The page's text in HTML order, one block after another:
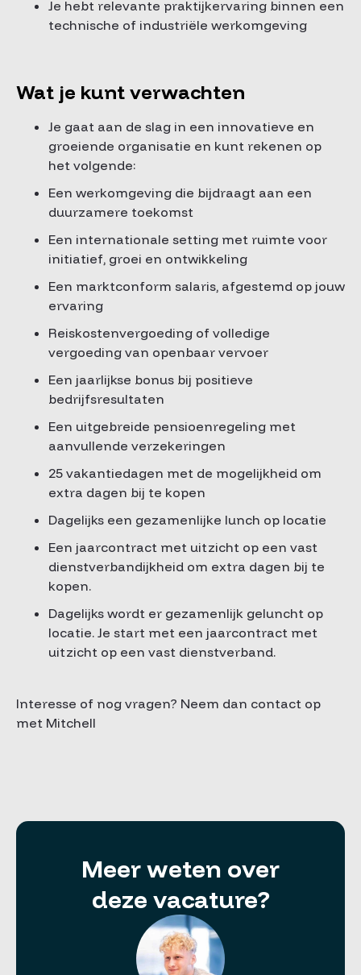
Je hebt relevante praktijkervaring binnen een
technische of industriële werkomgeving
Wat je kunt verwachten
Je gaat aan de slag in een innovatieve en
groeiende organisatie en kunt rekenen op
het volgende:
Een werkomgeving die bijdraagt aan een
duurzamere toekomst
Een internationale setting met ruimte voor
initiatief, groei en ontwikkeling
Een marktconform salaris, afgestemd op jouw
ervaring
Reiskostenvergoeding of volledige
vergoeding van openbaar vervoer
Een jaarlijkse bonus bij positieve
bedrijfsresultaten
Een uitgebreide pensioenregeling met
aanvullende verzekeringen
25 vakantiedagen met de mogelijkheid om
extra dagen bij te kopen
Dagelijks een gezamenlijke lunch op locatie
Een jaarcontract met uitzicht op een vast
dienstverbandijkheid om extra dagen bij te
kopen.
Dagelijks wordt er gezamenlijk geluncht op
locatie. Je start met een jaarcontract met
uitzicht op een vast dienstverband.
Interesse of nog vragen? Neem dan contact op
met Mitchell
Meer weten over
deze vacature?